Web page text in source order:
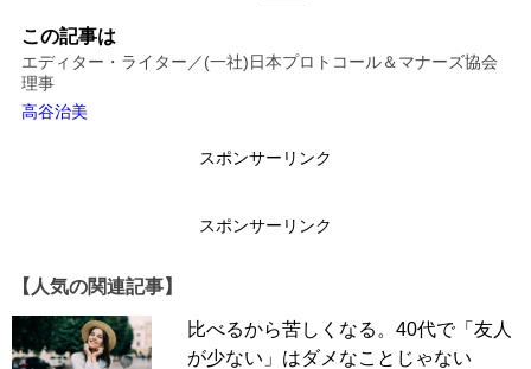
この記事は
エディター・ライター／(一社)日本プロトコール＆マナーズ協会
理事
高谷治美
スポンサーリンク
スポンサーリンク
【人気の関連記事】
比べるから苦しくなる。40代で「友人
が少ない」はダメなことじゃない